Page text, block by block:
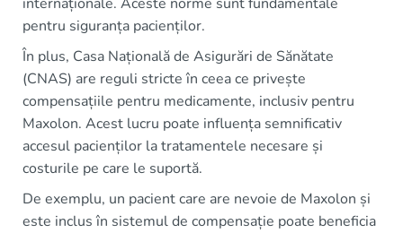
pentru siguranța pacienților.
În plus, Casa Națională de Asigurări de Sănătate
(CNAS) are reguli stricte în ceea ce privește
compensațiile pentru medicamente, inclusiv pentru
Maxolon. Acest lucru poate influența semnificativ
accesul pacienților la tratamentele necesare și
costurile pe care le suportă.
De exemplu, un pacient care are nevoie de Maxolon și
este inclus în sistemul de compensație poate beneficia